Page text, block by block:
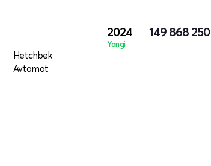
Hetchbek
Avtomat
2024
Yangi
149 868 250